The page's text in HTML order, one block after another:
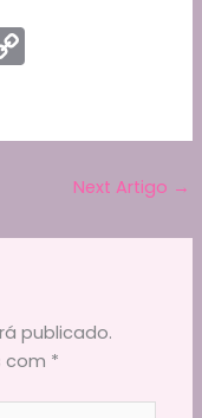
y
n
Next Artigo →
publicado.
com *